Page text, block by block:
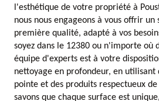
l'esthétique de votre propriété à
nous nous engageons à vous offrir
première qualité, adapté à vos
soyez dans le 12380 ou n'importe où
équipe d'experts est à votre
nettoyage en profondeur, en utilisant
pointe et des produits respectueux
savons que chaque surface est